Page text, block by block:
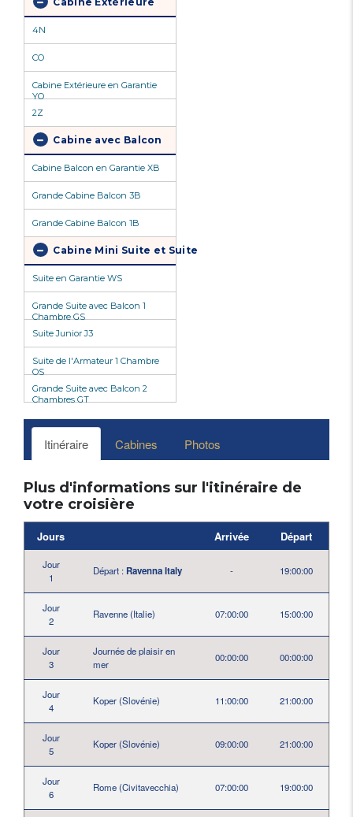
4N
CO
Cabine Extérieure en Garantie
YO
2Z
Cabine avec Balcon
Cabine Balcon en Garantie XB
Grande Cabine Balcon 3B
Grande Cabine Balcon 1B
Cabine Mini Suite et Suite
Suite en Garantie WS
Grande Suite avec Balcon 1
Chambre GS
Suite Junior J3
Suite de l'Armateur 1 Chambre
OS
Grande Suite avec Balcon 2
Chambres GT
Itinéraire Cabines Photos
Plus d'informations sur l'itinéraire de
votre croisière
Jours Arrivée Départ
Jour
1
Départ : Ravenna Italy - 19:00:00
Jour
2
Ravenne (Italie) 07:00:00 15:00:00
Jour
3
Journée de plaisir en
mer
00:00:00 00:00:00
Jour
4
Koper (Slovénie) 11:00:00 21:00:00
Jour
5
Koper (Slovénie) 09:00:00 21:00:00
Jour
6
Rome (Civitavecchia) 07:00:00 19:00:00